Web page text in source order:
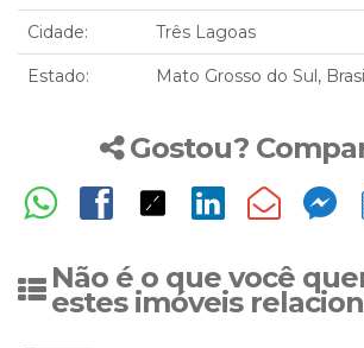
Cidade: Três Lagoas
Estado: Mato Grosso do Sul,
Gostou?
Não é o que você
estes imóveis